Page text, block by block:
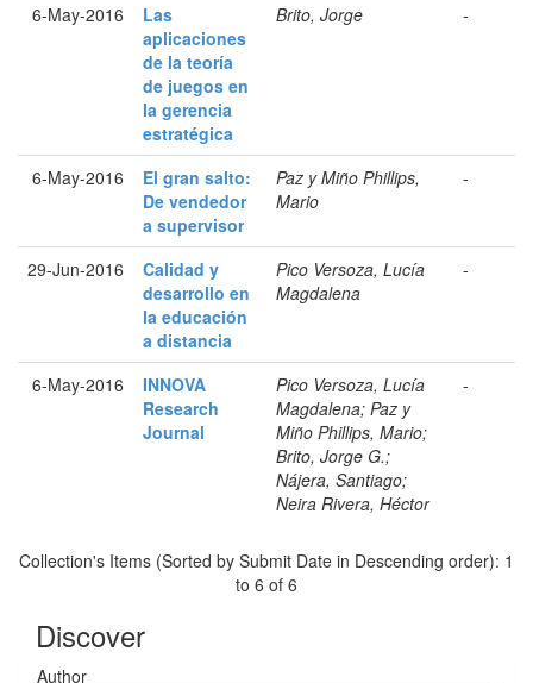
6-May-2016
Las
aplicaciones
de la teoría
de juegos en
la gerencia
estratégica
Brito, Jorge -
6-May-2016
El gran salto:
De vendedor
a supervisor
Paz y Miño Phillips,
Mario
-
29-Jun-2016
Calidad y
desarrollo en
la educación
a distancia
Pico Versoza, Lucía
Magdalena
-
6-May-2016
INNOVA
Research
Journal
Pico Versoza, Lucía
Magdalena; Paz y
Miño Phillips, Mario;
Brito, Jorge G.;
Nájera, Santiago;
Neira Rivera, Héctor
-
Collection's Items (Sorted by Submit Date in Descending order): 1
to 6 of 6
Discover
Author